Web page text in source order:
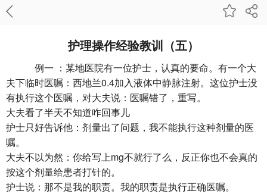
护理操作经验教训（五）
例一 ：某地医院有一位护士，认真的要命。有一个大
夫下临时医嘱：西地兰0.4加入液体中静脉注射。这位护士没
有执行这个医嘱，对大夫说：医嘱错了，重写。
大夫看了半天不知道咋回事儿
护士只好告诉他：剂量出了问题，我不能执行这种剂量的医
嘱。
大夫不以为然：你给写上mg不就行了么，反正你也不会真的
按这个剂量给患者打针的。
护士说：那不是我的职责。我的职责是执行正确医嘱。